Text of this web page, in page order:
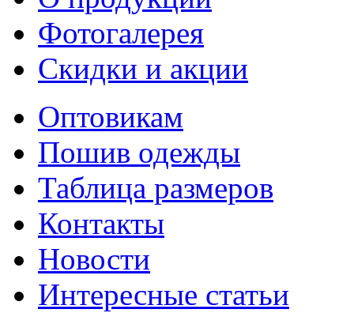
Фотогалерея
Скидки и акции
Оптовикам
Пошив одежды
Таблица размеров
Контакты
Новости
Интересные статьи